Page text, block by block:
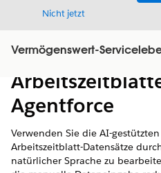
Nicht jetzt
Vermögenswert-
Inhalt anzeigen
Inhalt
Agentforce
Verwenden Sie die AI-
Arbeitszeitblatt-Datensätze
natürlicher Sprache zu